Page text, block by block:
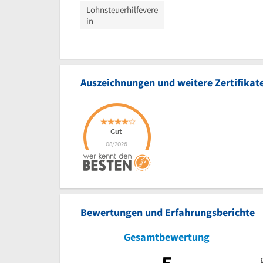
Lohnsteuerhilfevere
in
Auszeichnungen und weitere
Bewertungen und Erfahrungsberichte
Gesamtbewertung